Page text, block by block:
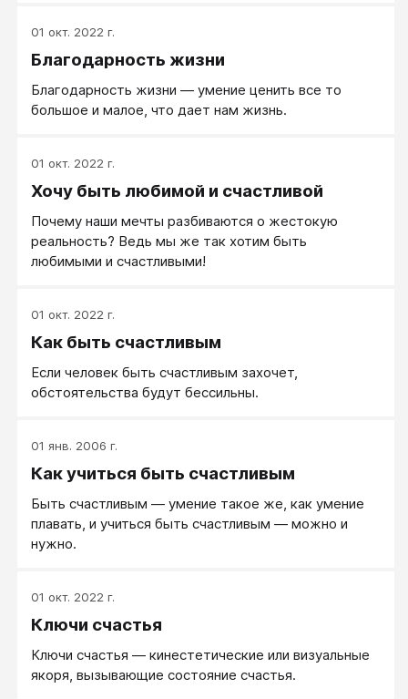
схем жизни — обретение счастья.
01 окт. 2022 г.
Благодарность жизни
Благодарность жизни — умение ценить все то
большое и малое, что дает нам жизнь.
01 окт. 2022 г.
Хочу быть любимой и счастливой
Почему наши мечты разбиваются о жестокую
реальность? Ведь мы же так хотим быть
любимыми и счастливыми!
01 окт. 2022 г.
Как быть счастливым
Если человек быть счастливым захочет,
обстоятельства будут бессильны.
01 янв. 2006 г.
Как учиться быть счастливым
Быть счастливым — умение такое же, как умение
плавать, и учиться быть счастливым — можно и
нужно.
01 окт. 2022 г.
Ключи счастья
Ключи счастья — кинестетические или визуальные
якоря, вызывающие состояние счастья.